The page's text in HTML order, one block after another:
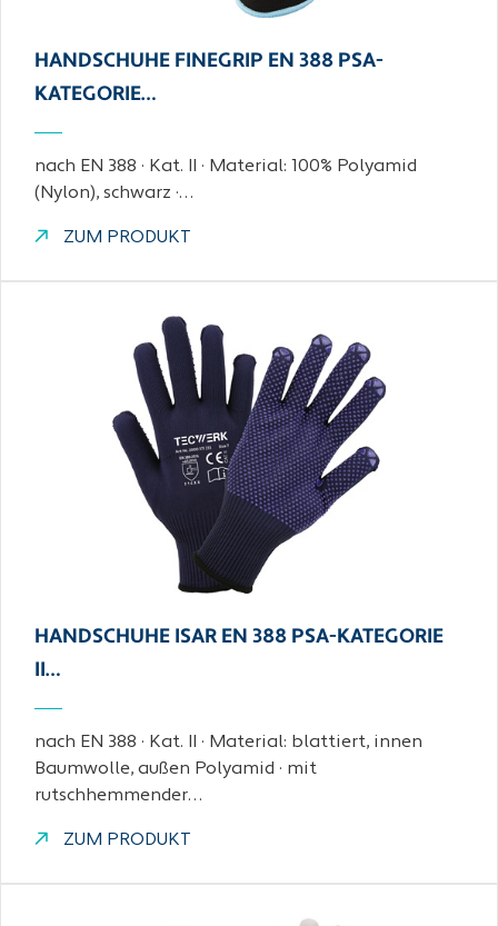
HANDSCHUHE FINEGRIP EN 388 PSA-
KATEGORIE…
nach EN 388 · Kat. II · Material: 100% Polyamid
(Nylon), schwarz ·…
ZUM PRODUKT
HANDSCHUHE ISAR EN 388 PSA-KATEGORIE
II…
nach EN 388 · Kat. II · Material: blattiert, innen
Baumwolle, außen Polyamid · mit
rutschhemmender…
ZUM PRODUKT